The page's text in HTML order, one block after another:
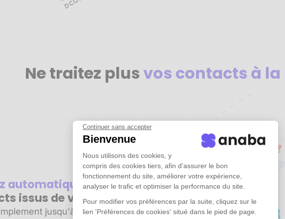
Continuer sans accepter
Bienvenue
Nous utilisons des cookies, y
compris des cookies tiers, afin d’assurer le bon
fonctionnement du site, améliorer votre expérience,
analyser le trafic et optimiser la performance du site.
Pour modifier vos préférences par la suite, cliquez sur le
lien 'Préférences de cookies' situé dans le pied de page.
Ne traitez plusvos contacts à
automatiquementtous
issus de vos emails
jusqu'à plusieurs années